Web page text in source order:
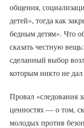
общения,
детей», тогда как
бедным детям». Что
сказать честную
сделанный выбор
которым никто не дал
Провал «следования
ценностях — о том,
молодых против